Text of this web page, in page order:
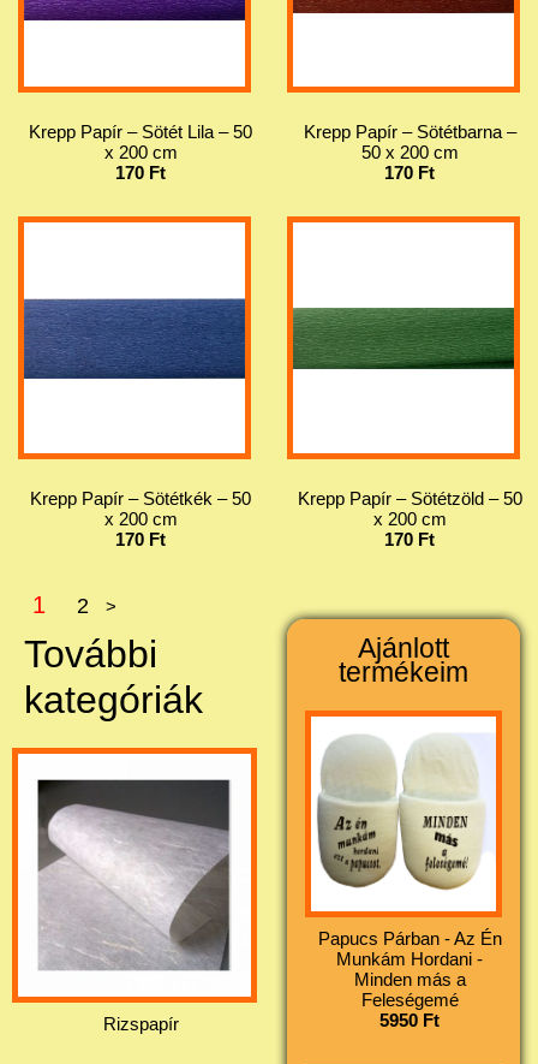
Krepp Papír – Sötét Lila – 50
x 200 cm
170 Ft
Krepp Papír – Sötétbarna –
50 x 200 cm
170 Ft
Krepp Papír – Sötétkék – 50
x 200 cm
170 Ft
Krepp Papír – Sötétzöld – 50
x 200 cm
170 Ft
1 2 >
További
kategóriák
Rizspapír
Ajánlott
termékeim
Papucs Párban - Az Én
Munkám Hordani -
Minden más a
Feleségemé
5950 Ft